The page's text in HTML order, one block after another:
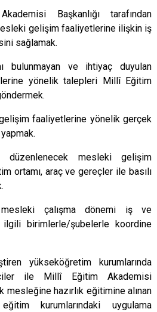
Başkanlığı tarafından
gelişim faaliyetlerine ilişkin iş
sağlamak.
bulunmayan ve ihtiyaç duyulan
yönelik talepleri Millî Eğitim
faaliyetlerine yönelik gerçek
mesleki gelişim
ortamı, araç ve gereçler ile basılı
çalışma dönemi iş ve
birimlerle/şubelerle koordine
yükseköğretim kurumlarında
ile Millî Eğitim Akademisi
mesleğine hazırlık eğitimine alınan
kurumlarındaki uygulama